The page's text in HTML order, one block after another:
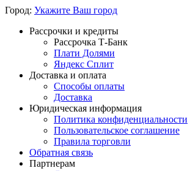
Город: Укажите Ваш город
Рассрочки и кредиты
Рассрочка Т-Банк
Плати Долями
Яндекс Сплит
Доставка и оплата
Способы оплаты
Доставка
Юридическая информация
Политика конфиденциальности
Пользовательское соглашение
Правила торговли
Обратная связь
Партнерам